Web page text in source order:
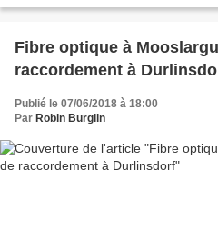
Fibre optique à
raccordement à
Publié le 07/06/2018 à 18:00
Par Robin Burglin